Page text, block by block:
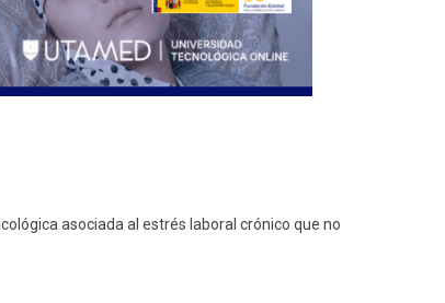
asociada al estrés laboral crónico que no